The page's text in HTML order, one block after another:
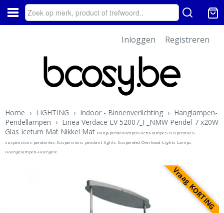
Inloggen Registreren
Home › LIGHTING › Indoor - Binnenverlichting › Hanglampen-
Pendellampen › Linea Verdace LV 52007_F_NMW Pendel-7 x20W
Glas Iceturn Mat Nikkel Mat hang-pendellampen-licht-lampes-suspendues-
suspensions-pendantes-Suspensions-pendant-lights-Suspended-Overhead-Lights-Lamps-
Haengelampen-Haengele
Vraag KORTING